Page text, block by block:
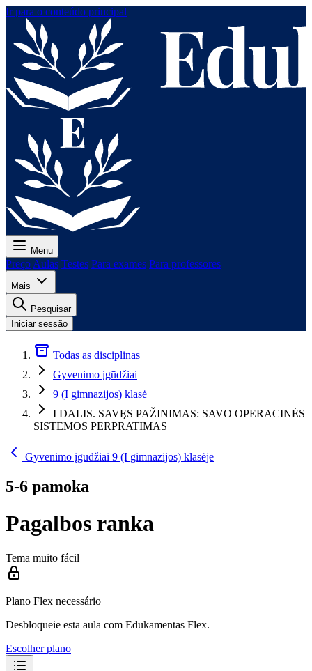
Ir para o conteúdo principal
Menu
Preço Aulas Testes Para exames Para professores
Mais
Pesquisar
Iniciar sessão
Todas as disciplinas
Gyvenimo įgūdžiai
9 (I gimnazijos) klasė
I DALIS. SAVĘS PAŽINIMAS: SAVO OPERACINĖS
SISTEMOS PERPRATIMAS
Gyvenimo įgūdžiai 9 (I gimnazijos) klasėje
5-6 pamoka
Pagalbos ranka
Tema muito fácil
Plano Flex necessário
Desbloqueie esta aula com Edukamentas Flex.
Escolher plano